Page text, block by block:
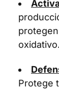
oxidativo.
Protege